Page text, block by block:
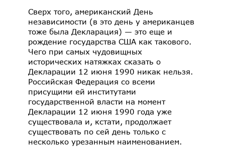
Сверх того, американский День
независимости (в это день у американцев
тоже была Декларация) — это еще и
рождение государства США как такового.
Чего при самых чудовищных
исторических натяжках сказать о
Декларации 12 июня 1990 никак нельзя.
Российская Федерация со всеми
присущими ей институтами
государственной власти на момент
Декларации 12 июня 1990 года уже
существовала и, кстати, продолжает
существовать по сей день только с
несколько урезанным наименованием.